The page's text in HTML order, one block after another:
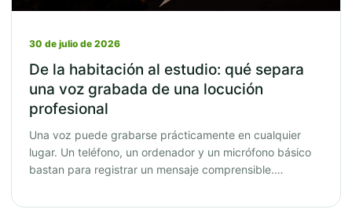
30 de julio de 2026
De la habitación al estudio: qué separa
una voz grabada de una locución
profesional
Una voz puede grabarse prácticamente en cualquier
lugar. Un teléfono, un ordenador y un micrófono básico
bastan para registrar un mensaje comprensible.…